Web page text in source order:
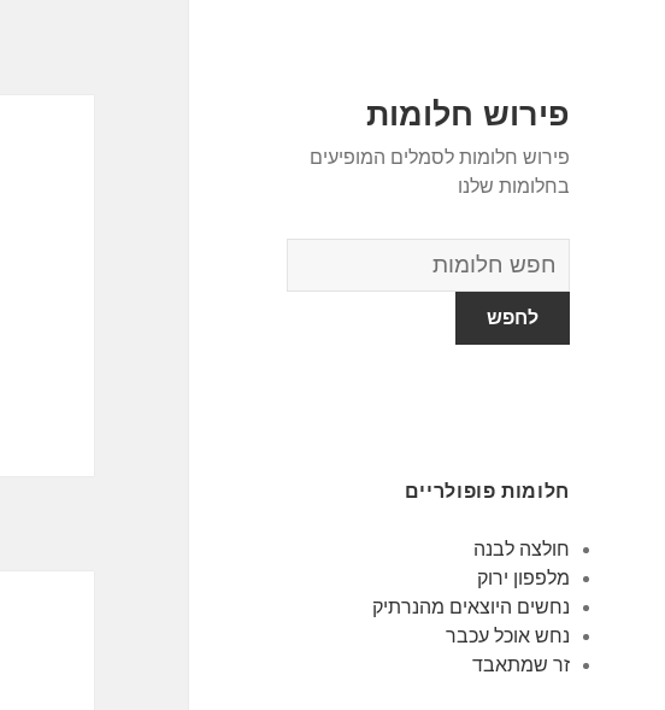
פירוש חלומות
פירוש חלומות לסמלים המופיעים
בחלומות שלנו
מילון
החלומות
חלומות פופולריים
חולצה לבנה
מלפפון ירוק
נחשים היוצאים מהנרתיק
נחש אוכל עכבר
זר שמתאבד